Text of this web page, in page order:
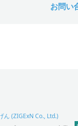
お問い
ん (ZIGExN Co., Ltd.)